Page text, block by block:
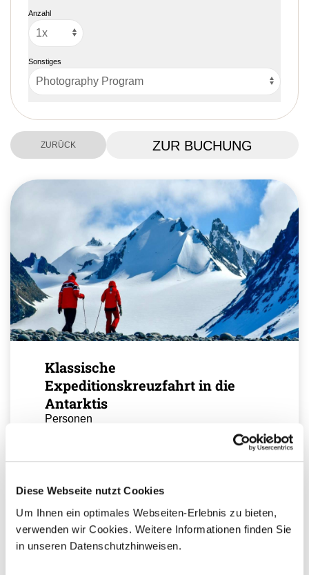
Diese Webseite nutzt Cookies
Um Ihnen ein optimales Webseiten-Erlebnis zu bieten,
verwenden wir Cookies. Weitere Informationen finden Sie
in unseren Datenschutzhinweisen.
Anzahl
Sonstiges
ZURÜCK ZUR BUCHUNG
Klassische
Expeditionskreuzfahrt in die
Antarktis
Personen
auf Anfrage
Ihr Ansprechpartner
Sie haben Fragen zur Buchung?